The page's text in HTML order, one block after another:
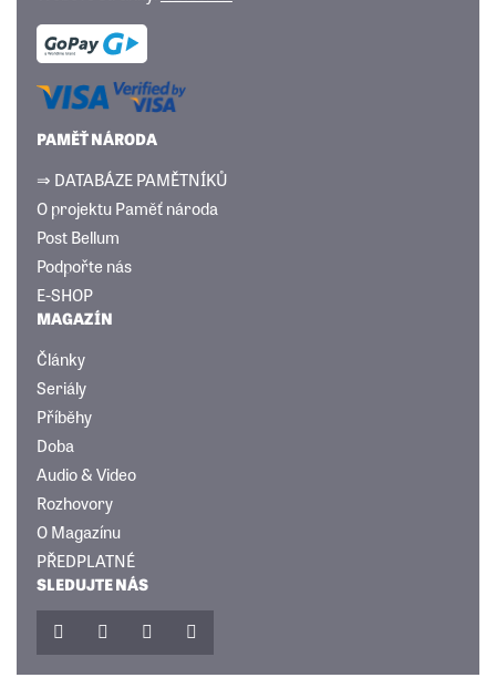
PAMĚŤ NÁRODA
⇒ DATABÁZE PAMĚTNÍKŮ
O projektu Paměť národa
Post Bellum
Podpořte nás
E-SHOP
MAGAZÍN
Články
Seriály
Příběhy
Doba
Audio & Video
Rozhovory
O Magazínu
PŘEDPLATNÉ
SLEDUJTE NÁS